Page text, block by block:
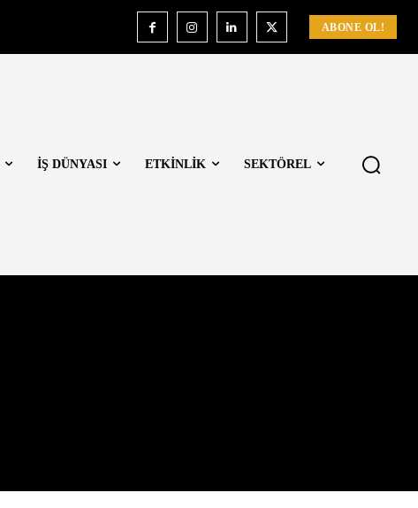
ABONE OL!
İŞ DÜNYASI ETKİNLİK SEKTÖREL